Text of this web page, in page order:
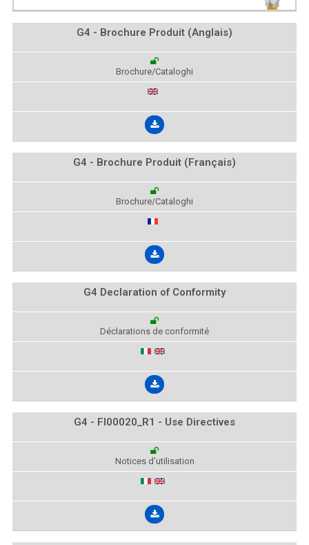
G4 - Brochure Produit (Anglais)
Brochure/Cataloghi
G4 - Brochure Produit (Français)
Brochure/Cataloghi
G4 Declaration of Conformity
Déclarations de conformité
G4 - FI00020_R1 - Use Directives
Notices d’utilisation